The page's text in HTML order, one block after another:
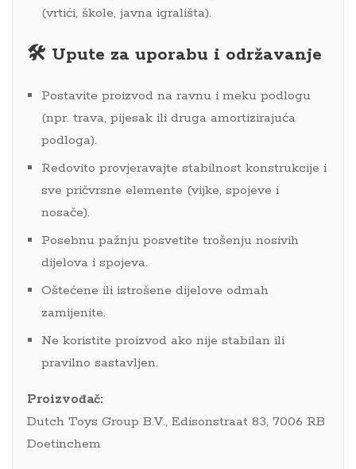
(vrtići, škole, javna igrališta).
🛠️ Upute za uporabu i održavanje
Postavite proizvod na ravnu i meku podlogu
(npr. trava, pijesak ili druga amortizirajuća
podloga).
Redovito provjeravajte stabilnost konstrukcije i
sve pričvrsne elemente (vijke, spojeve i
nosače).
Posebnu pažnju posvetite trošenju nosivih
dijelova i spojeva.
Oštećene ili istrošene dijelove odmah
zamijenite.
Ne koristite proizvod ako nije stabilan ili
pravilno sastavljen.
Proizvođač:
Dutch Toys Group B.V., Edisonstraat 83, 7006 RB
Doetinchem